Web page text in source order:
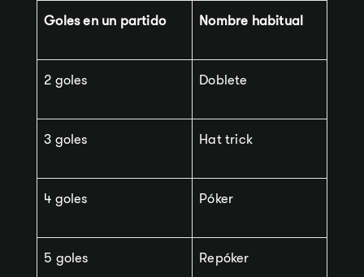
Goles en un partido Nombre habitual
2 goles Doblete
3 goles Hat trick
4 goles Póker
5 goles Repóker